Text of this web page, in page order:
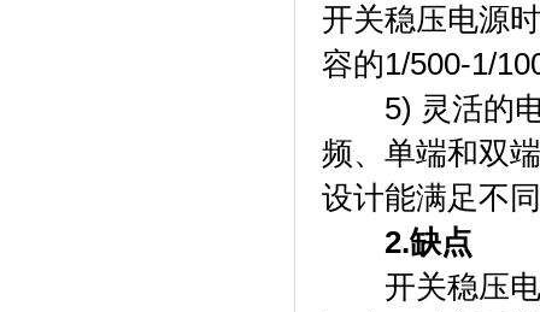
开关稳压电源
容的1/500-1/
5) 灵活的电
频、单端和双
设计能满足不
2.缺点
开关稳压电